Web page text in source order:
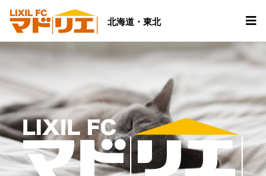
北海道・東北